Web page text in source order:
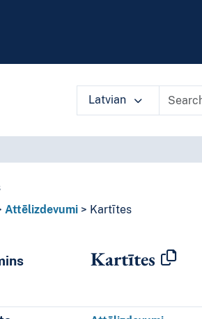
Latvian
saturu pēc izvēlētā
Attēlizdevumi Kartītes
Kartītes